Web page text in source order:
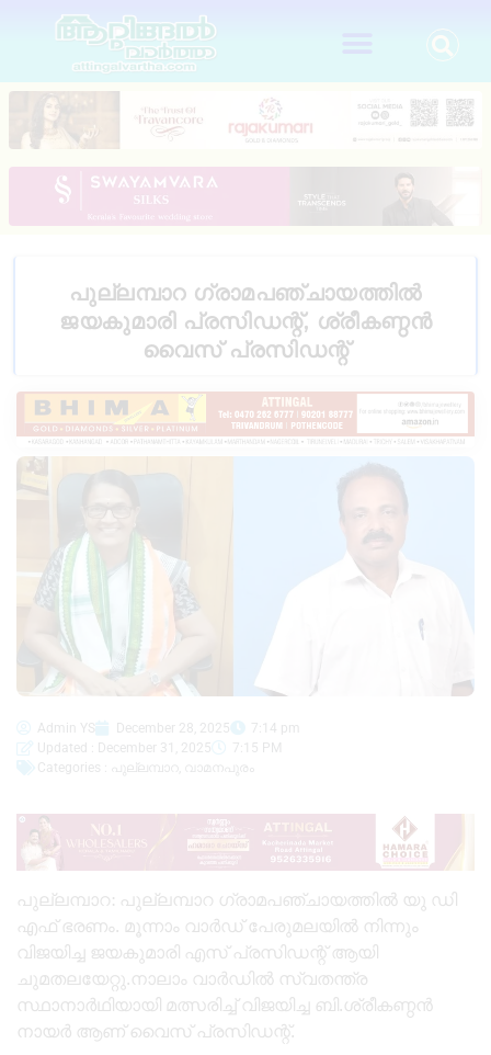
പുല്ലമ്പാറ ഗ്രാമപഞ്ചായത്തിൽ
ജയകുമാരി പ്രസിഡന്റ്‌, ശ്രീകണ്ഠൻ
വൈസ് പ്രസിഡന്റ്‌
Admin YS December 28, 2025
7:14 pm
Updated : December 31, 2025
7:15 PM
Categories :
പുല്ലമ്പാറ വാമനപുരം
പുല്ലമ്പാറ: പുല്ലമ്പാറ ഗ്രാമപഞ്ചായത്തിൽ യു ഡി
എഫ് ഭരണം. മൂന്നാം വാർഡ് പേരുമലയിൽ നിന്നും
വിജയിച്ച ജയകുമാരി എസ് പ്രസിഡന്റ്‌ ആയി
ചുമതലയേറ്റു.നാലാം വാർഡിൽ സ്വതന്ത്ര
സ്ഥാനാർഥിയായി മത്സരിച്ച് വിജയിച്ച ബി.ശ്രീകണ്ഠൻ
നായർ ആണ് വൈസ് പ്രസിഡന്റ്‌.